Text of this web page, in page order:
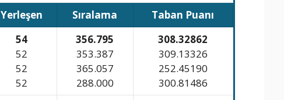
Yerleşen Sıralama Taban Puanı
54
52
52
52
356.795
353.387
365.057
288.000
308.32862
309.13326
252.45190
300.81486